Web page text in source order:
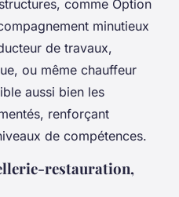
comme Option
minutieux
de travaux,
ou même chauffeur
aussi bien les
renforçant
de compétences.
restauration,